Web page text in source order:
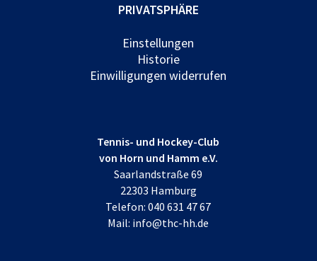
PRIVATSPHÄRE
Einstellungen
Historie
Einwilligungen widerrufen
Tennis- und Hockey-Club
von Horn und Hamm e.V.
Saarlandstraße 69
22303 Hamburg
Telefon:040 631 47 67
Mail: info@thc-hh.de